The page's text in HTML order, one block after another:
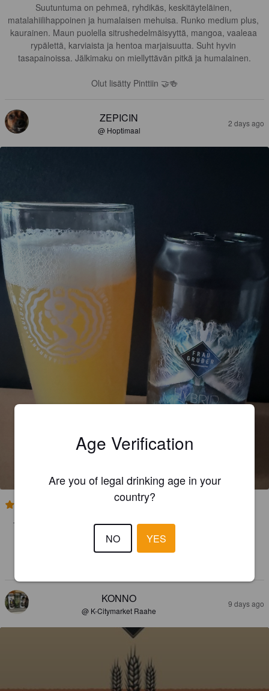
Suutuntuma on pehmeä, ryhdikäs, keskitäyteläinen,
matalahiilihappoinen ja humalaisen mehuisa. Runko medium plus,
kaurainen. Maun puolella sitrushedelmäisyyttä, mangoa, vaaleaa
rypälettä, karviaista ja hentoa marjaisuutta. Suht hyvin
tasapainoissa. Jälkimaku on miellyttävän pitkä ja humalainen.
Olut lisätty Pinttiin 🤝🍻
ZEPICIN
@ Hoptimaal
2 days ago
HYBRID MOMENTS
Trooppista hedelmää mukavasti, melko pehmeä, eikä niin kuiva
kuin oletin. Hyvä jälkimaku, joka noudattaa makumaailmaa.
KONNO
@ K-Citymarket Raahe
9 days ago
Age Verification
Are you of legal drinking age in your
country?
NO YES